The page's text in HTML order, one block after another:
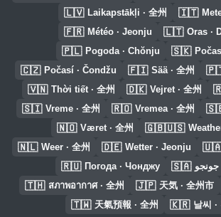
🇱🇻 Laikapstākļi · 全州 🇮🇹
🇫🇷 Météo · Jeonju 🇱🇹 Oras ·
🇵🇱 Pogoda · Chŏnju 🇸🇰
🇨🇿 Počasí · Čondžu 🇫🇮 Sää · 全州
🇻🇳 Thời tiết · 全州 🇩🇰 Vejret · 全州
🇸🇮 Vreme · 全州 🇷🇴 Vremea · 全州
🇳🇴 Været · 全州 🇬🇧🇺🇸
🇳🇱 Weer · 全州 🇩🇪 Wetter · Jeonju
🇷🇺 Погода · Чонджу 🇸🇦
🇹🇭 สภาพอากาศ · 全州 🇯🇵 天気 · 全州市
🇹🇼 天氣預報 · 全州 🇰🇷 날씨 ·